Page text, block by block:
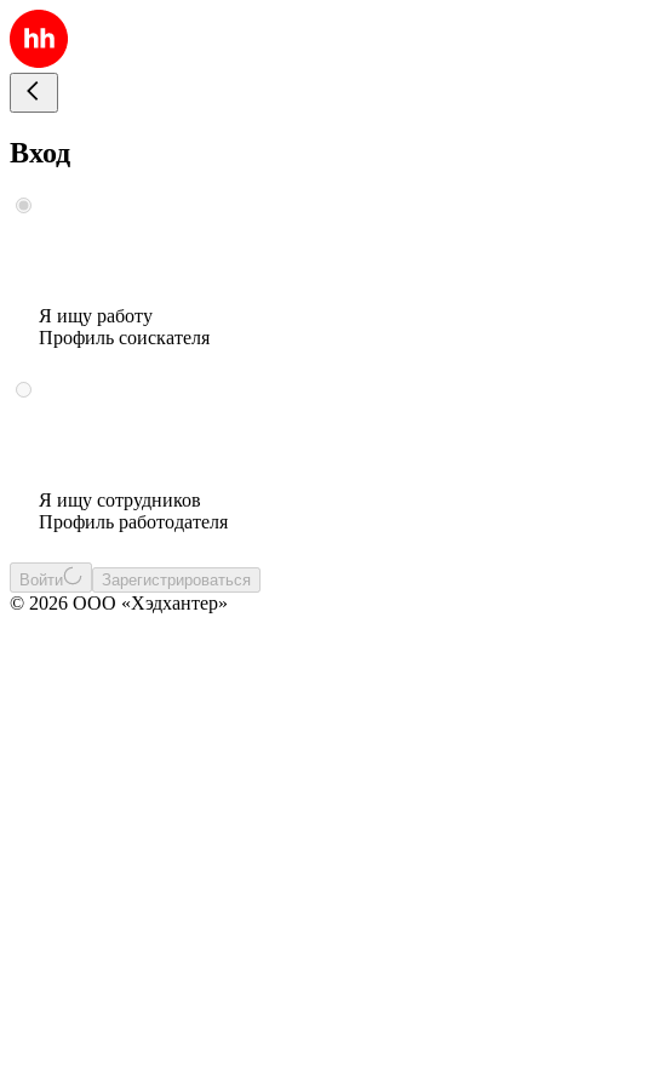
Вход
Я ищу работу
Профиль соискателя
Я ищу сотрудников
Профиль работодателя
Войти Зарегистрироваться
© 2026 ООО «Хэдхантер»